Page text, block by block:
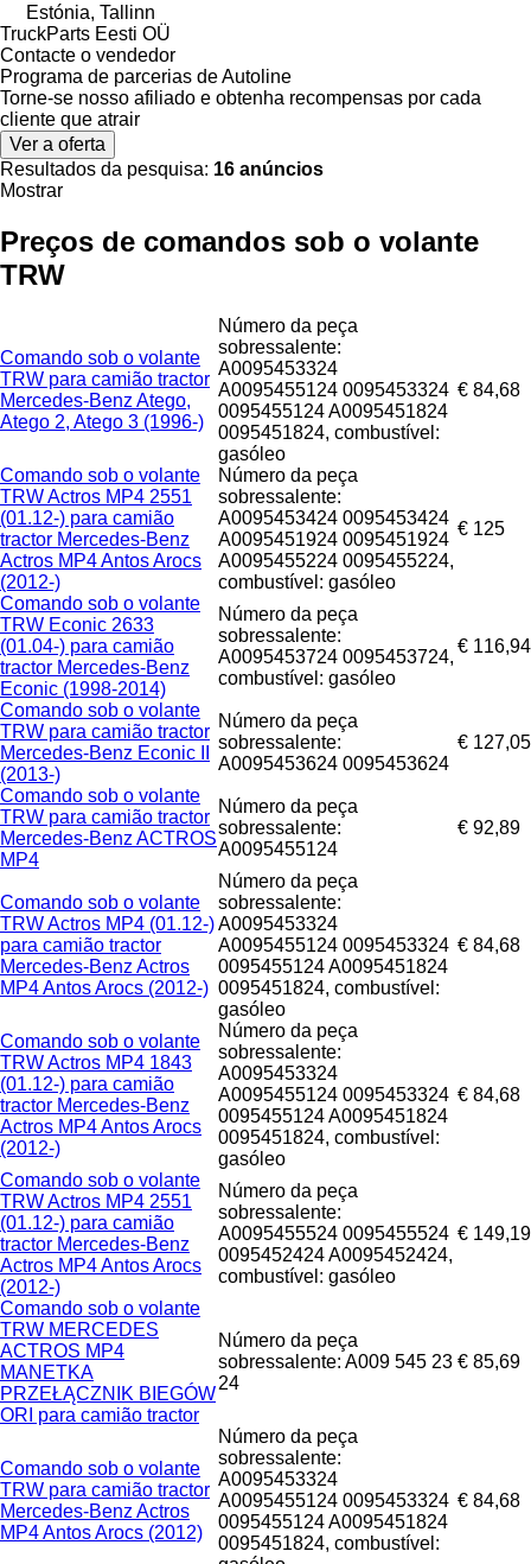
Estónia, Tallinn
TruckParts Eesti OÜ
Contacte o vendedor
Programa de parcerias de Autoline
Torne-se nosso afiliado e obtenha recompensas por cada
cliente que atrair
Ver a oferta
Resultados da pesquisa: 16 anúncios
Mostrar
Preços de comandos sob o volante
TRW
Comando sob o volante
TRW para camião tractor
Mercedes-Benz Atego,
Atego 2, Atego 3 (1996-)
Número da peça
sobressalente:
A0095453324
A0095455124 0095453324
0095455124 A0095451824
0095451824, combustível:
gasóleo
€ 84,68
Comando sob o volante
TRW Actros MP4 2551
(01.12-) para camião
tractor Mercedes-Benz
Actros MP4 Antos Arocs
(2012-)
Número da peça
sobressalente:
A0095453424 0095453424
A0095451924 0095451924
A0095455224 0095455224,
combustível: gasóleo
€ 125
Comando sob o volante
TRW Econic 2633
(01.04-) para camião
tractor Mercedes-Benz
Econic (1998-2014)
Número da peça
sobressalente:
A0095453724 0095453724,
combustível: gasóleo
€ 116,94
Comando sob o volante
TRW para camião tractor
Mercedes-Benz Econic II
(2013-)
Número da peça
sobressalente:
A0095453624 0095453624
€ 127,05
Comando sob o volante
TRW para camião tractor
Mercedes-Benz ACTROS
MP4
Número da peça
sobressalente:
A0095455124
€ 92,89
Comando sob o volante
TRW Actros MP4 (01.12-)
para camião tractor
Mercedes-Benz Actros
MP4 Antos Arocs (2012-)
Número da peça
sobressalente:
A0095453324
A0095455124 0095453324
0095455124 A0095451824
0095451824, combustível:
gasóleo
€ 84,68
Comando sob o volante
TRW Actros MP4 1843
(01.12-) para camião
tractor Mercedes-Benz
Actros MP4 Antos Arocs
(2012-)
Número da peça
sobressalente:
A0095453324
A0095455124 0095453324
0095455124 A0095451824
0095451824, combustível:
gasóleo
€ 84,68
Comando sob o volante
TRW Actros MP4 2551
(01.12-) para camião
tractor Mercedes-Benz
Actros MP4 Antos Arocs
(2012-)
Número da peça
sobressalente:
A0095455524 0095455524
0095452424 A0095452424,
combustível: gasóleo
€ 149,19
Comando sob o volante
TRW MERCEDES
ACTROS MP4
MANETKA
PRZEŁĄCZNIK BIEGÓW
ORI para camião tractor
Número da peça
sobressalente: A009 545 23
24
€ 85,69
Comando sob o volante
TRW para camião tractor
Mercedes-Benz Actros
MP4 Antos Arocs (2012)
Número da peça
sobressalente:
A0095453324
A0095455124 0095453324
0095455124 A0095451824
0095451824, combustível:
€ 84,68